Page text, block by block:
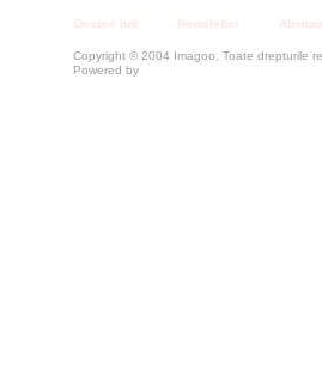
Despre noi Newsletter
Copyright © 2004 Imagoo. Toate drepturile
Powered by